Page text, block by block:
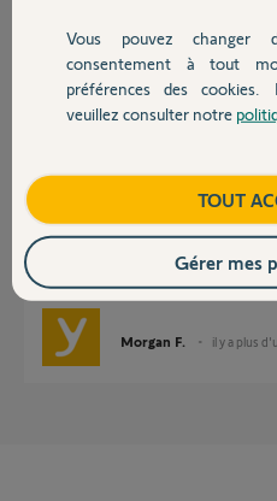
Devis avec un pro
Contact
Réponses
Bonjour Daniel,
FAQ Somfy Protect : Comment
équipement d'alarme ?
Bonne journée.
Morgan F. il y a plus
Vous pouvez
consentement à tout
préférences des cookies.
veuillez consulter notre
TOUT
Gérer mes